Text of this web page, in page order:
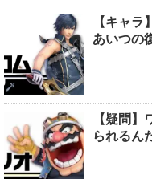
【キャ
あいつの
【疑問
られるん